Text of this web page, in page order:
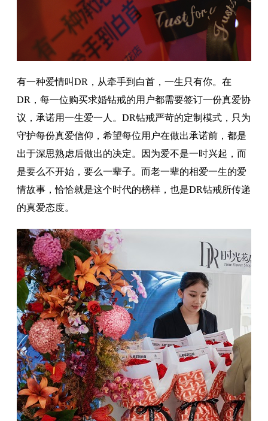
有一种爱情叫DR，从牵手到白首，一生只有你。在
DR，每一位购买求婚钻戒的用户都需要签订一份真爱协
议，承诺用一生爱一人。DR钻戒严苛的定制模式，只为
守护每份真爱信仰，希望每位用户在做出承诺前，都是
出于深思熟虑后做出的决定。因为爱不是一时兴起，而
是要么不开始，要么一辈子。而老一辈的相爱一生的爱
情故事，恰恰就是这个时代的榜样，也是DR钻戒所传递
的真爱态度。